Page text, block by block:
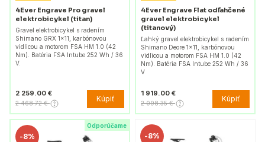
4Ever Engrave Pro gravel
elektrobicykel (titan)
Gravel elektrobicykel s radením
Shimano GRX 1×11, karbónovou
vidlicou a motorom FSA HM 1.0 (42
Nm). Batéria FSA Intube 252 Wh / 36
V.
2 259.00 €
2 468.72 € Kúpiť
4Ever Engrave Flat odľahčené
gravel elektrobicykel
(titanový)
Ľahký gravel elektrobicykel s radením
Shimano Deore 1×11, karbónovou
vidlicou a motorom FSA HM 1.0 (42
Nm). Batéria FSA Intube 252 Wh / 36
V
1 919.00 €
2 098.35 € Kúpiť
Odporúčame
-8% -8%